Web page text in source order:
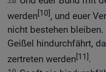
werden[10], und euer
nicht bestehen
Geißel hindurchfährt,
zertreten werden[11].